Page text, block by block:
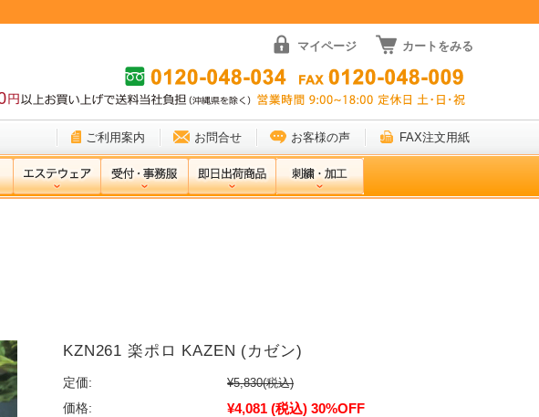
マイページ カートをみる
ご利用案内 お問合せ お客様の声 FAX注文用紙
KZN261 楽ポロ KAZEN (カゼン)
定価: ¥5,830(税込)
価格:
¥4,081 (税込) 30%OFF